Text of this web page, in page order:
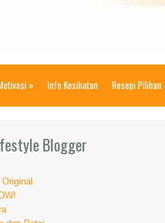
» Info Kesihatan Resepi Pilihan
Blogger